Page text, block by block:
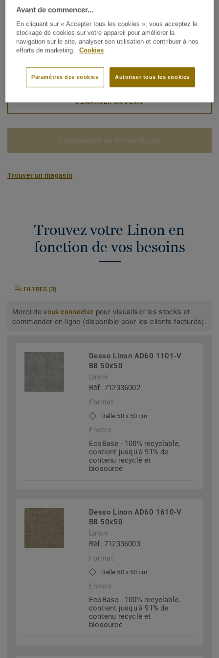
Classe d'usage commerciale:33 Circulation intense
Poids total:3850 g/m²
Type de production:Tufted
DEMANDER UN DEVIS
Trouver un magasin
Trouvez votre Linon en
fonction de vos besoins
FILTRES (3)
Merci devous connecter pour visualiser les stocks et
commander en ligne (disponible pour les clients facturés).
Desso Linon AD60 1101-V
B8 50x50
Linon
Réf. 712336002
Format
Dalle 50 x 50 cm
Envers
EcoBase - 100% recyclable,
contient jusqu'à 91% de
contenu recyclé et
biosourcé
Desso Linon AD60 1610-V
B8 50x50
Linon
Réf. 712336003
Format
Dalle 50 x 50 cm
Envers
EcoBase - 100% recyclable,
contient jusqu'à 91% de
contenu recyclé et
biosourcé
Avant de commencer...
En cliquant sur « Accepter tous les cookies », vous acceptez le
stockage de cookies sur votre appareil pour améliorer la
navigation sur le site, analyser son utilisation et contribuer à nos
efforts de marketing.
Cookies
Autoriser tous les cookies
Paramètres des cookies